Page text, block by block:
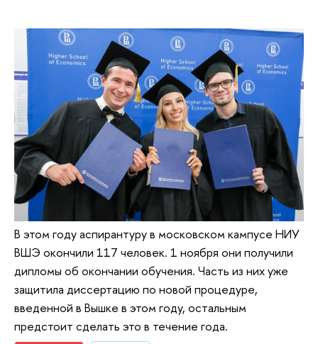
В этом году аспирантуру в московском кампусе НИУ
ВШЭ окончили 117 человек. 1 ноября они получили
дипломы об окончании обучения. Часть из них уже
защитила диссертацию по новой процедуре,
введенной в Вышке в этом году, остальным
предстоит сделать это в течение года.